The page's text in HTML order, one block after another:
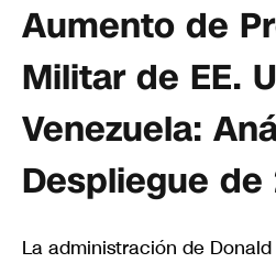
Aumento de
Militar de EE.
Venezuela:
Despliegue de
La administración de